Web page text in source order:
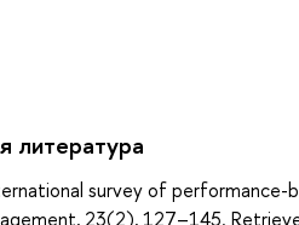
литература
survey of
23(2), 127–145.